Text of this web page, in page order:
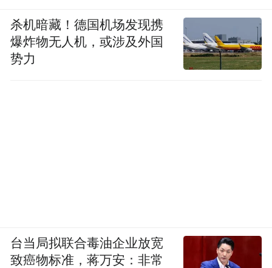
杀机暗藏！德国机场发现携
爆炸物无人机，或涉及外国
势力
台当局拟联合毒油企业放宽
致癌物标准，蒋万安：非常